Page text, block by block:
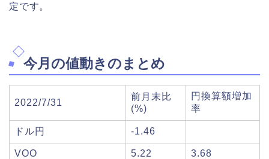
定です。
今月の値動きのまとめ
2022/7/31
前月末比
(%)
円換算額増加
率
ドル円 -1.46
VOO 5.22 3.68